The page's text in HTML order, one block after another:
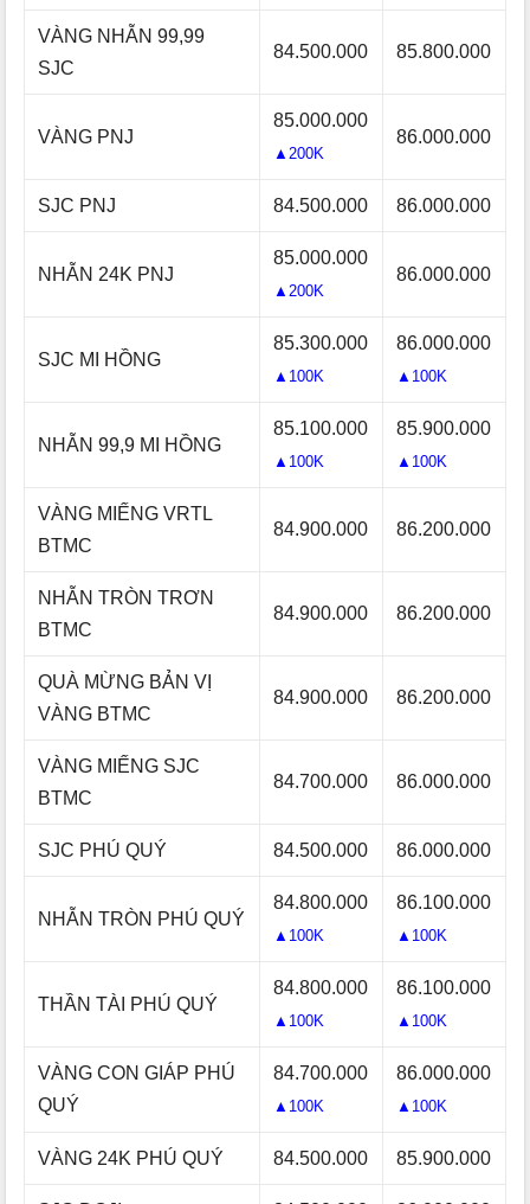
VÀNG NHẪN 99,99
SJC
84.500.000 85.800.000
VÀNG PNJ
85.000.000
▲200K
86.000.000
SJC PNJ 84.500.000 86.000.000
NHẪN 24K PNJ
85.000.000
▲200K
86.000.000
SJC MI HỒNG
85.300.000
▲100K
86.000.000
▲100K
NHẪN 99,9 MI HỒNG
85.100.000
▲100K
85.900.000
▲100K
VÀNG MIẾNG VRTL
BTMC
84.900.000 86.200.000
NHẪN TRÒN TRƠN
BTMC
84.900.000 86.200.000
QUÀ MỪNG BẢN VỊ
VÀNG BTMC
84.900.000 86.200.000
VÀNG MIẾNG SJC
BTMC
84.700.000 86.000.000
SJC PHÚ QUÝ 84.500.000 86.000.000
NHẪN TRÒN PHÚ QUÝ
84.800.000
▲100K
86.100.000
▲100K
THẦN TÀI PHÚ QUÝ
84.800.000
▲100K
86.100.000
▲100K
VÀNG CON GIÁP PHÚ
QUÝ
84.700.000
▲100K
86.000.000
▲100K
VÀNG 24K PHÚ QUÝ 84.500.000 85.900.000